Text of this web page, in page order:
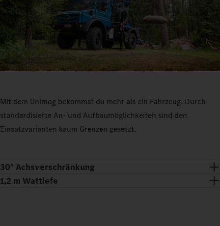
Mit dem Unimog bekommst du mehr als ein Fahrzeug. Durch
standardisierte An- und Aufbaumöglichkeiten sind den
Einsatzvarianten kaum Grenzen gesetzt.
30° Achsverschränkung
1,2 m Wattiefe